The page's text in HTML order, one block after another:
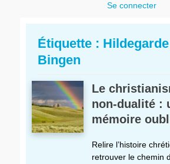
Se connecter
Étiquette :
Bingen
Le
non-dualité :
mémoire
Relire l’histoire
retrouver le chemin